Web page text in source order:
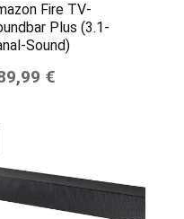
Fire TV-
Plus (3.1-
Sound)
€